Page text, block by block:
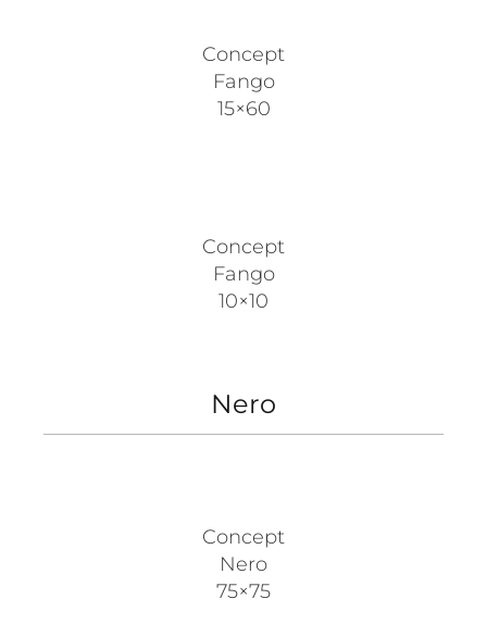
Concept
Fango
15×60
Concept
Fango
10×10
Nero
Concept
Nero
75×75